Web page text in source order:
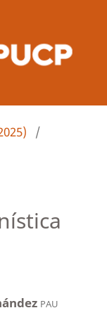
/
PAU